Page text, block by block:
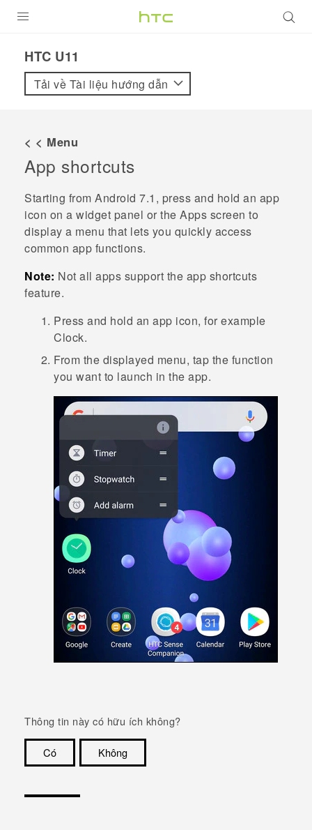
VIVE
VIVERSE
ỨNG DỤNG
HỖ TRỢ
HTC U11‎
Tải về Tài liệu hướng dẫn
< < Menu
App shortcuts
Starting from Android 7.1, press and hold an app
icon on a widget panel or the Apps screen to
display a menu that lets you quickly access
common app functions.
Note: Not all apps support the app shortcuts
feature.
Press and hold an app icon, for example
Clock.
From the displayed menu, tap the function
you want to launch in the app.
Thông tin này có hữu ích không?
Có
Không